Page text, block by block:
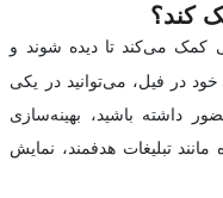
کند؟
کمک می‌کند تا دیده شوند و
در فیل، می‌توانید در یکی
داشته باشید، بهینه‌سازی
تبلیغات هدفمند، نمایش